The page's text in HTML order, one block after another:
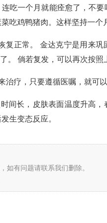
吃一个月就能痊愈了，不
吃鸡鸭猪肉。这样坚持一个
正常。 金达克宁是用来巩
。 倘若复发，可以再次按照
疗，只要遵循医嘱，就可以
间长，皮肤表面温度升高
生变态反应。
如有问题请联系我们删除。